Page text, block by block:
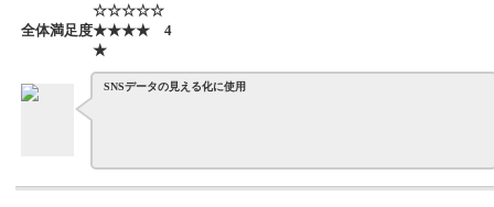
全体満足度
☆☆☆☆☆
★★★★
4
SNSデータの見える化に使用